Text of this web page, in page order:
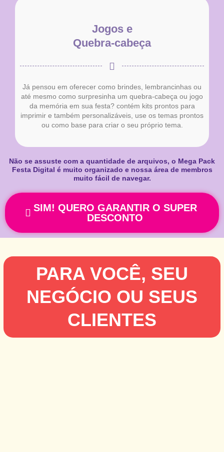
Jogos e
Quebra-cabeça
Já pensou em oferecer como brindes, lembrancinhas ou
até mesmo como surpresinha um quebra-cabeça ou jogo
da memória em sua festa? contém kits prontos para
imprimir e também personalizáveis, use os temas prontos
ou como base para criar o seu próprio tema.
Não se assuste com a quantidade de arquivos, o Mega Pack
Festa Digital é muito organizado e nossa área de membros
muito fácil de navegar.
SIM! QUERO GARANTIR O SUPER
DESCONTO
PARA VOCÊ, SEU
NEGÓCIO OU SEUS
CLIENTES